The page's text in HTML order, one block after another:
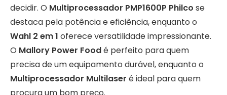
decidir. O Multiprocessador PMP1600P Philco se
destaca pela potência e eficiência, enquanto o
Wahl 2 em 1 oferece versatilidade impressionante.
O Mallory Power Foodé perfeito para quem
precisa de um equipamento durável, enquanto o
Multiprocessador Multilaser é ideal para quem